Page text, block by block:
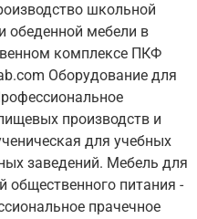
школьной
обеденной мебели в
комплексе ПКФ
Оборудование для
производств и
для учебных
заведений. Мебель для
общественного питания -
прачечное